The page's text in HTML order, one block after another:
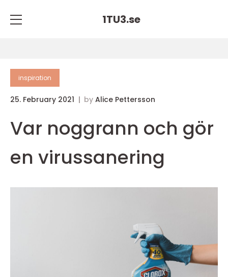
1TU3.se
inspiration
25. February 2021 by Alice Pettersson
Var noggrann och gör
en virussanering